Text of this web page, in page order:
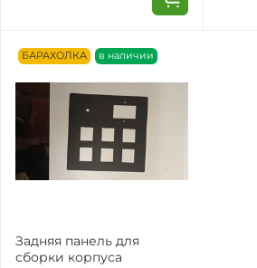
БАРАХОЛКА в наличии
Задняя панель для
сборки корпуса